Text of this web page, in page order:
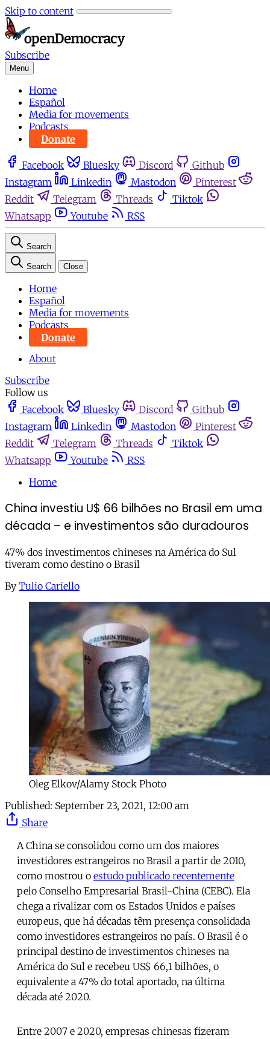
Skip to content
Subscribe
Menu
Home
Español
Media for movements
Podcasts
Donate
Facebook Bluesky Discord
Github
Instagram
Linkedin Mastodon
Pinterest
Reddit
Telegram Threads
Tiktok
Whatsapp
Youtube RSS
Search
Search Close
Home
Español
Media for movements
Podcasts
Donate
About
Subscribe
Follow us
Facebook
Bluesky Discord
Github
Instagram
Linkedin Mastodon
Pinterest
Reddit
Telegram Threads
Tiktok
Whatsapp
Youtube
RSS
Home
China investiu U$ 66 bilhões no Brasil em uma
década – e investimentos são duradouros
47% dos investimentos chineses na América do Sul
tiveram como destino o Brasil
By Tulio Cariello
Oleg Elkov/Alamy Stock Photo
Published: September 23, 2021, 12:00 am
Share
A China se consolidou como um dos maiores
investidores estrangeiros no Brasil a partir de 2010,
como mostrou o estudo publicado recentemente
pelo Conselho Empresarial Brasil-China (CEBC). Ela
chega a rivalizar com os Estados Unidos e países
europeus, que há décadas têm presença consolidada
como investidores estrangeiros no país. O Brasil é o
principal destino de investimentos chineses na
América do Sul e recebeu US$ 66,1 bilhões, o
equivalente a 47% do total aportado, na última
década até 2020.
Entre 2007 e 2020, empresas chinesas fizeram